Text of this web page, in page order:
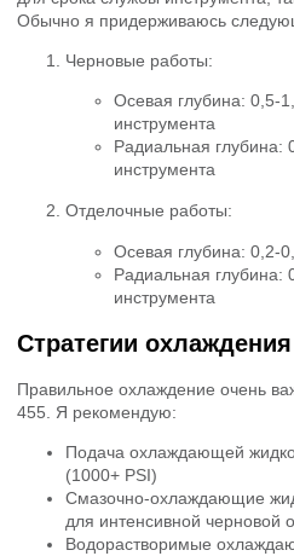
Обычно я придерживаюсь
Черновые работы:
Осевая глубина: 0,5-
инструмента
Радиальная глубина:
инструмента
Отделочные работы:
Осевая глубина: 0,2-
Радиальная глубина:
инструмента
Стратегии
Правильное охлаждение очень
455. Я рекомендую:
Подача охлаждающей
(1000+ PSI)
Смазочно-охлаждающие
для интенсивной черновой
Водорастворимые